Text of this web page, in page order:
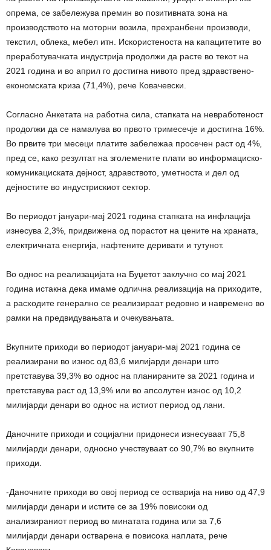
опрема, се забележува премин во позитивната зона на
производството на моторни возила, прехранбени производи,
текстил, облека, мебел итн. Искористеноста на капацитетите во
преработувачката индустрија продолжи да расте во текот на
2021 година и во април го достигна нивото пред здравствено-
економската криза (71,4%), рече Ковачевски.
Согласно Анкетата на работна сила, стапката на невработеност
продолжи да се намалува во првото тримесечје и достигна 16%.
Во првите три месеци платите забележаа просечен раст од 4%,
пред се, како резултат на зголемените плати во информациско-
комуникациската дејност, здравството, уметноста и дел од
дејностите во индустрискиот сектор.
Во периодот јануари-мај 2021 година стапката на инфлација
изнесува 2,3%, придвижена од порастот на цените на храната,
електричната енергија, нафтените деривати и тутунот.
Во однос на реализацијата на Буџетот заклучно со мај 2021
година истакна дека имаме одлична реализација на приходите,
а расходите генерално се реализираат редовно и навремено во
рамки на предвидувањата и очекувањата.
Вкупните приходи во периодот јануари-мај 2021 година се
реализирани во износ од 83,6 милијарди денари што
претставува 39,3% во однос на планираните за 2021 година и
претставува раст од 13,9% или во апсолутен износ од 10,2
милијарди денари во однос на истиот период од лани.
Даночните приходи и социјални придонеси изнесуваат 75,8
милијарди денари, односно учествуваат со 90,7% во вкупните
приходи.
-Даночните приходи во овој период се остварија на ниво од 47,9
милијарди денари и истите се за 19% повисоки од
анализираниот период во минатата година или за 7,6
милијарди денари остварена е повисока наплата, рече